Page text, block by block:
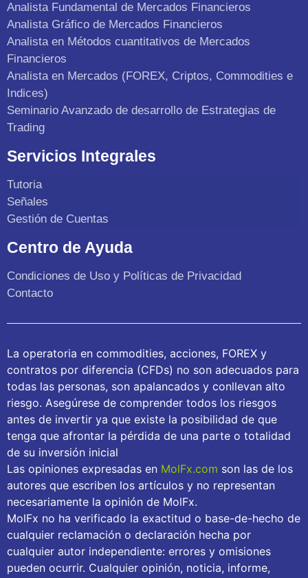
Analista Fundamental de Mercados Financieros
Analista Gráfico de Mercados Financieros
Analista en Métodos cuantitativos de Mercados
Financieros
Analista en Mercados (FOREX, Criptos, Commodities e
Indices)
Seminario Avanzado de desarrollo de Estrategias de
Trading
Servicios Integrales
Tutoria
Señales
Gestión de Cuentas
Centro de Ayuda
Condiciones de Uso y Políticas de Privacidad
Contacto
La operatoria en commodities, acciones, FOREX y
contratos por diferencia (CFDs) no son adecuados para
todas las personas, son apalancados y conllevan alto
riesgo. Asegúrese de comprender todos los riesgos
antes de invertir ya que existe la posibilidad de que
tenga que afrontar la pérdida de una parte o totalidad
de su inversión inicial
Las opiniones expresadas en MolFx.com son las de los
autores que escriben los artículos y no representan
necesariamente la opinión de MolFx.
MolFx no ha verificado la exactitud o base-de-hecho de
cualquier reclamación o declaración hecha por
cualquier autor independiente: errores y omisiones
pueden ocurrir. Cualquier opinión, noticia, informe,